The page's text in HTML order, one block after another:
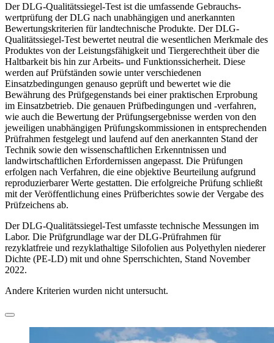
Der DLG-Qualitätssiegel-Test ist die umfassende Gebrauchs­
wertprüfung der DLG nach unabhängigen und anerkannten
Bewertungskriterien für landtechnische Produkte. Der DLG-
Qualitätssiegel-Test bewertet neutral die wesentlichen Merkmale des
Produktes von der Leistungsfähigkeit und Tiergerechtheit über die
Haltbarkeit bis hin zur Arbeits- und Funktionssicherheit. Diese
werden auf Prüfständen sowie unter verschiedenen
Einsatzbedingungen genauso geprüft und bewertet wie die
Bewährung des Prüfgegenstands bei einer prak­tischen Erprobung
im Einsatzbetrieb. Die genauen Prüfbedingungen und -verfahren,
wie auch die Bewertung der Prüfungsergebnisse werden von den
jeweiligen unabhängigen Prüfungskommissionen in entsprechenden
Prüfrahmen festgelegt und laufend auf den anerkannten Stand der
Technik sowie den wissenschaftlichen Erkenntnissen und
landwirtschaftlichen Erfordernissen angepasst. Die Prüfungen
erfolgen nach Verfahren, die eine objektive Beurteilung aufgrund
reproduzierbarer Werte gestatten. Die erfolgreiche Prüfung schließt
mit der Veröffent­lichung eines Prüfberichtes sowie der Vergabe des
Prüfzeichens ab.
Der DLG-Qualitätssiegel-Test umfasste technische Messungen im
Labor. Die Prüfgrundlage war der DLG-Prüfrahmen für
rezyklatfreie und rezyklathaltige Silofolien aus Polyethylen niederer
Dichte (PE-LD) mit und ohne Sperrschichten, Stand November
2022.
Andere Kriterien wurden nicht untersucht.